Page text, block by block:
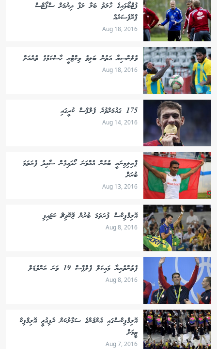
ފުޓްބޯޅައިގެ ހާލަތު ބަލާ ލަފާ ދިނުމަށް ސްޕޯޓްސް
ޕްރޮފެސަރެއް
Aug 18, 2016
ވެލެންސިޔާ އަތުން ބަލިވެ ވިކްޓްރީ ހާސްކަމުގެ ތެރެއަށް
Aug 18, 2016
175 ޤައުމަށްވުރެ ފެލްޕްސް ކުރީގައި
Aug 14, 2016
ޕްރިލިމިނަރީ ބުރުން އެއްވަނަ ހޯދައިގެން ސާއިދު ފުރަތަމަ
ބުރަށް
Aug 13, 2016
އޮލިމްޕިކްސް ފުރަތަމަ ބުރުން ޖޮކޮވިޗް ކަޓައިފި
Aug 8, 2016
ފެތުންތެރިޔާ މައިކަލް ފެލްޕްސް 19 ވަނަ ރަންމެޑަލް
Aug 8, 2016
އޮލިމްޕިކްސްގައި އެންމެންގެ ސަމާލުކަން ރެފިއުޖީ އޮލިމްޕިކް
ޓީމަށް
Aug 7, 2016